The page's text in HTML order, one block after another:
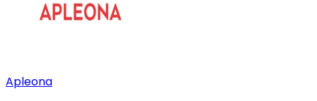
Apleona